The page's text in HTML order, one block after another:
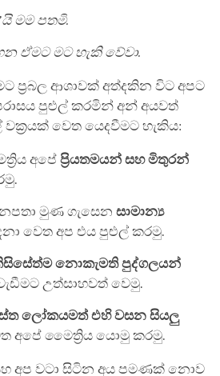
මම පතමි.
ඒමට මට හැකි වේවා.
ප්‍රබල ආශාවක් අත්දකින විට අපට
පුළුල් කරමින් අන් අයවත්
වෙත යෙදවීමට හැකිය:
අපේප්‍රියතමයන් සහ මිතුරන්
මුණ ගැසෙනසාමාන්‍ය
වෙත අප එය පුළුල් කරමු.
නොකැමති පුද්ගලයන්
උත්සාහවත් වෙමු.
ලෝකයමත් එහි වසන සියලු
අපේ මෛත්‍රිය යොමු කරමු.
අප වටා සිටින අය පමණක් නොව